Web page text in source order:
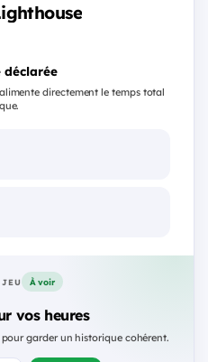
déclarée
directement le temps total
JEU À voir
vos heures
garder un historique cohérent.